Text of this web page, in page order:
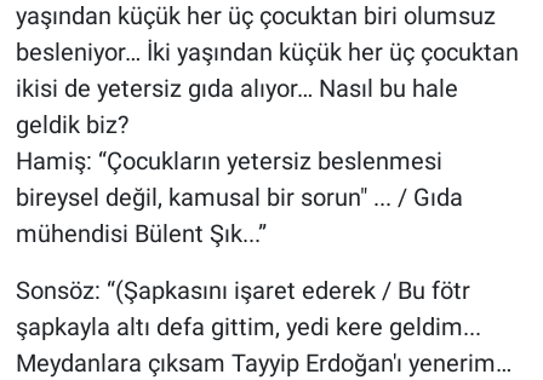
yaşından küçük her üç çocuktan biri olumsuz
besleniyor… İki yaşından küçük her üç çocuktan
ikisi de yetersiz gıda alıyor… Nasıl bu hale
geldik biz?
Hamiş: “Çocukların yetersiz beslenmesi
bireysel değil, kamusal bir sorun" ... / Gıda
mühendisi Bülent Şık...”
Sonsöz: “(Şapkasını işaret ederek / Bu fötr
şapkayla altı defa gittim, yedi kere geldim...
Meydanlara çıksam Tayyip Erdoğan'ı yenerim…